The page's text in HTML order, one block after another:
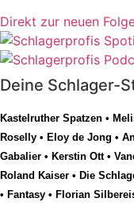
Direkt zur neuen
Deine Schlager-
Kastelruther Spatzen •
Roselly • Eloy de Jong •
Gabalier • Kerstin Ott•
Roland Kaiser • Die
• Fantasy • Florian